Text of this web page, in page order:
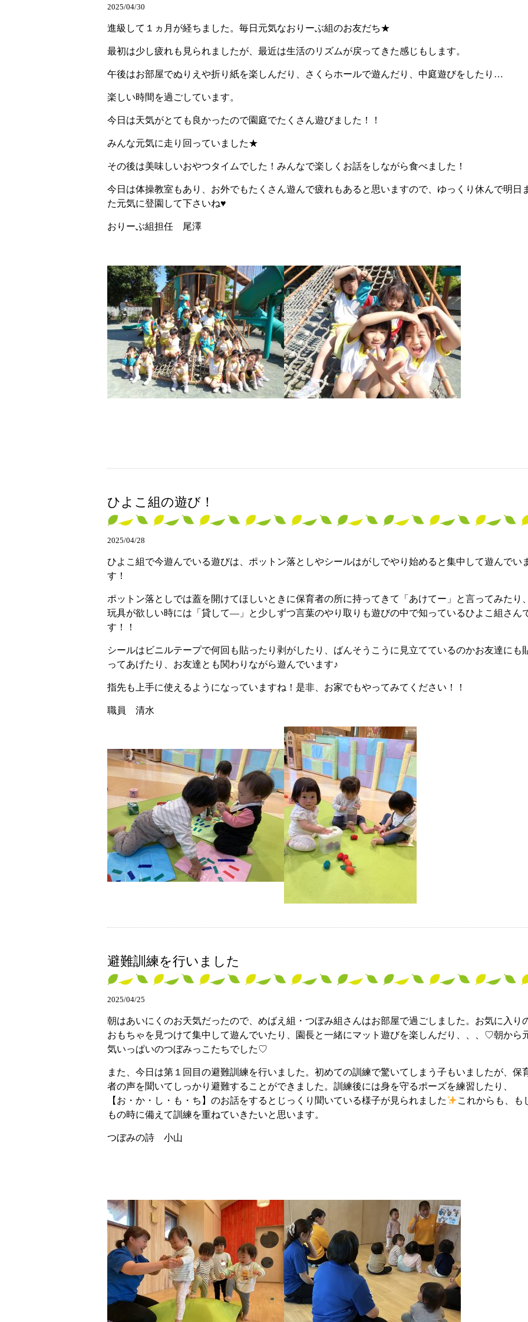
2025/04/30
進級して１ヵ月が経ちました。毎日元気なおりーぶ組のお友だち★
最初は少し疲れも見られましたが、最近は生活のリズムが戻ってきた感じもします。
午後はお部屋でぬりえや折り紙を楽しんだり、さくらホールで遊んだり、中庭遊びをしたり…
楽しい時間を過ごしています。
今日は天気がとても良かったので園庭でたくさん遊びました！！
みんな元気に走り回っていました★
その後は美味しいおやつタイムでした！みんなで楽しくお話をしながら食べました！
今日は体操教室もあり、お外でもたくさん遊んで疲れもあると思いますので、ゆっくり休んで明日
た元気に登園して下さいね♥
おりーぶ組担任 尾澤
ひよこ組の遊び！
2025/04/28
ひよこ組で今遊んでいる遊びは、ポットン落としやシールはがしでやり始めると集中して遊んでい
す！
ポットン落としでは蓋を開けてほしいときに保育者の所に持ってきて「あけてー」と言ってみたり
玩具が欲しい時には「貸して―」と少しずつ言葉のやり取りも遊びの中で知っているひよこ組さん
す！！
シールはビニルテープで何回も貼ったり剥がしたり、ばんそうこうに見立てているのかお友達にも
ってあげたり、お友達とも関わりながら遊んでいます♪
指先も上手に使えるようになっていますね！是非、お家でもやってみてください！！
職員 清水
避難訓練を行いました
2025/04/25
朝はあいにくのお天気だったので、めばえ組・つぼみ組さんはお部屋で過ごしました。お気に入り
おもちゃを見つけて集中して遊んでいたり、園長と一緒にマット遊びを楽しんだり、、、♡朝から
気いっぱいのつぼみっこたちでした♡
また、今日は第１回目の避難訓練を行いました。初めての訓練で驚いてしまう子もいましたが、保
者の声を聞いてしっかり避難することができました。訓練後には身を守るポーズを練習したり、
【お・か・し・も・ち】のお話をするとじっくり聞いている様子が見られました
これからも、も
もの時に備えて訓練を重ねていきたいと思います。
つぼみの詩 小山